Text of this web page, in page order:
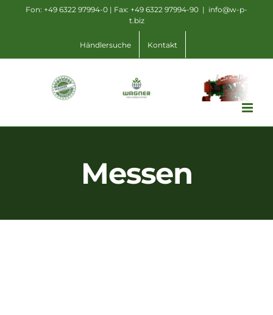
Fon: +49 6322 97994-0 | Fax: +49 6322 97994-90 | info@w-p-
t.biz
Händlersuche Kontakt
Messen